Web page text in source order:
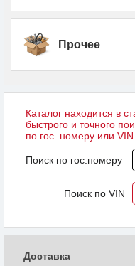
Прочее
Каталог находится в
быстрого и точного
по гос. номеру или
Поиск по гос.номеру
Поиск по VIN
Доставка